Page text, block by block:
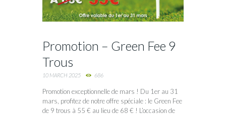
Promotion – Green Fee 9
Trous
10 MARCH 2025 686
Promotion exceptionnelle de mars ! Du 1er au 31
mars, profitez de notre offre spéciale : le Green Fee
de 9 trous à 55 € au lieu de 68 € ! L’occasion de